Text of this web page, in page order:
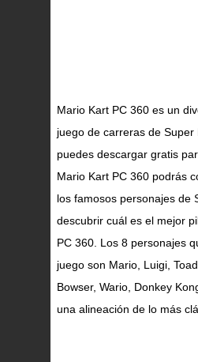
Mario Kart PC 360 es un
juego de carreras de Super
puedes descargar gratis
Mario Kart PC 360 podrás
los famosos personajes de
descubrir cuál es el mejor
PC 360. Los 8 personajes
juego son Mario, Luigi,
Bowser, Wario, Donkey
una alineación de lo más